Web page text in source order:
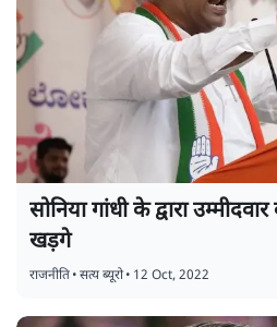
सोनिया गांधी के द्वारा
खड़गे
राजनीति•सत्य ब्यूरो• 12 Oct, 2022